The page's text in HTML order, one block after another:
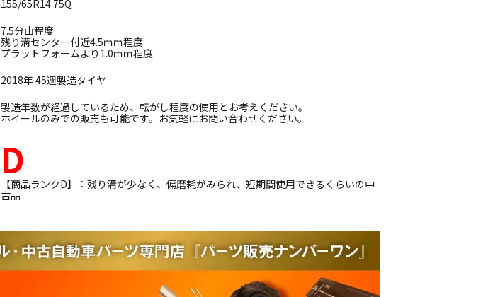
155/65R14 75Q
7.5分山程度
残り溝センター付近4.5ｍｍ程度
プラットフォームより1.0ｍｍ程度
2018年 45週製造タイヤ
製造年数が経過しているため、転がし程度の使用とお考えください。
ホイールのみでの販売も可能です。お気軽にお問い合わせください。
D
【商品ランクD】：残り溝が少なく、偏磨耗がみられ、短期間使用できるくらいの中
古品